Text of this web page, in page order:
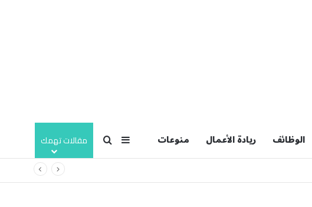
الوظائف ريادة الأعمال منوعات إضافة عمود جانبي
بحث عنمقالات تهمك